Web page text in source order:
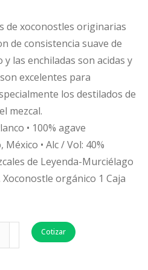
de xoconostles originarias
de consistencia suave de
las enchiladas son acidas y
excelentes para
los destilados de
mezcal.
• 100% agave
• Alc / Vol: 40%
de Leyenda-Murciélago
Xoconostle orgánico 1 Caja
Cotizar